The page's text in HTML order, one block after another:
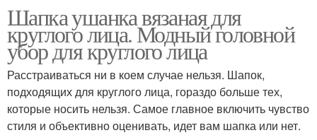
Шапка ушанка вязаная для
круглого лица. Модный головной
убор для круглого лица
Расстраиваться ни в коем случае нельзя. Шапок,
подходящих для круглого лица, гораздо больше тех,
которые носить нельзя. Самое главное включить чувство
стиля и объективно оценивать, идет вам шапка или нет.